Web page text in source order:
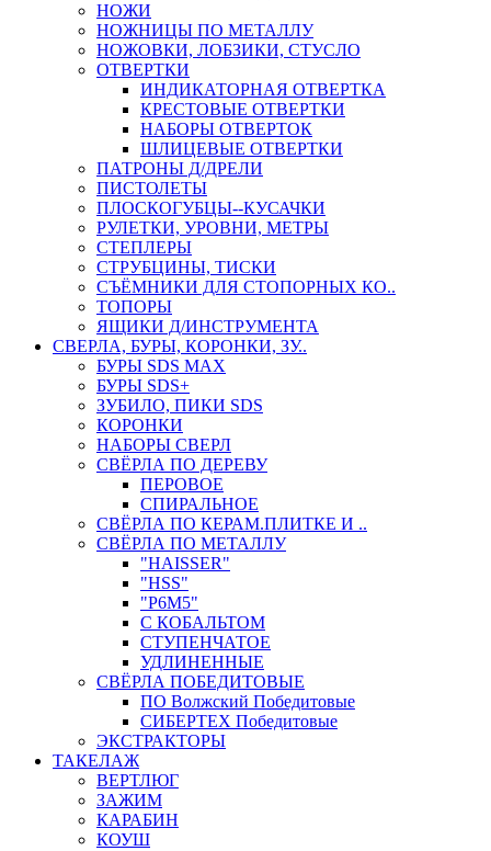
НОЖИ
НОЖНИЦЫ ПО МЕТАЛЛУ
НОЖОВКИ, ЛОБЗИКИ, СТУСЛО
ОТВЕРТКИ
ИНДИКАТОРНАЯ ОТВЕРТКА
КРЕСТОВЫЕ ОТВЕРТКИ
НАБОРЫ ОТВЕРТОК
ШЛИЦЕВЫЕ ОТВЕРТКИ
ПАТРОНЫ Д/ДРЕЛИ
ПИСТОЛЕТЫ
ПЛОСКОГУБЦЫ--КУСАЧКИ
РУЛЕТКИ, УРОВНИ, МЕТРЫ
СТЕПЛЕРЫ
СТРУБЦИНЫ, ТИСКИ
СЪЁМНИКИ ДЛЯ СТОПОРНЫХ КО..
ТОПОРЫ
ЯЩИКИ Д/ИНСТРУМЕНТА
СВЕРЛА, БУРЫ, КОРОНКИ, ЗУ..
БУРЫ SDS MAX
БУРЫ SDS+
ЗУБИЛО, ПИКИ SDS
КОРОНКИ
НАБОРЫ СВЕРЛ
СВЁРЛА ПО ДЕРЕВУ
ПЕРОВОЕ
СПИРАЛЬНОЕ
СВЁРЛА ПО КЕРАМ.ПЛИТКЕ И ..
СВЁРЛА ПО МЕТАЛЛУ
"HAISSER"
"HSS"
"Р6М5"
С КОБАЛЬТОМ
СТУПЕНЧАТОЕ
УДЛИНЕННЫЕ
СВЁРЛА ПОБЕДИТОВЫЕ
ПО Волжский Победитовые
СИБЕРТЕХ Победитовые
ЭКСТРАКТОРЫ
ТАКЕЛАЖ
ВЕРТЛЮГ
ЗАЖИМ
КАРАБИН
КОУШ